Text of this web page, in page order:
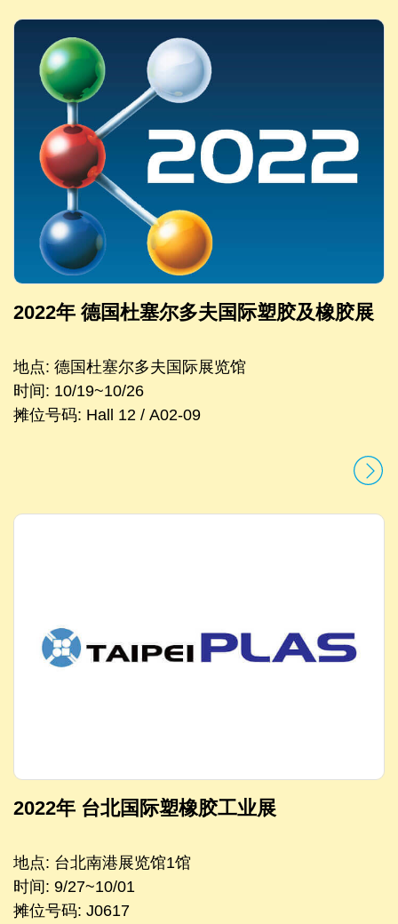
2022年 德国杜塞尔多夫国际塑胶及橡胶展
地点: 德国杜塞尔多夫国际展览馆
时间: 10/19~10/26
摊位号码: Hall 12 / A02-09
2022年 台北国际塑橡胶工业展
地点: 台北南港展览馆1馆
时间: 9/27~10/01
摊位号码: J0617